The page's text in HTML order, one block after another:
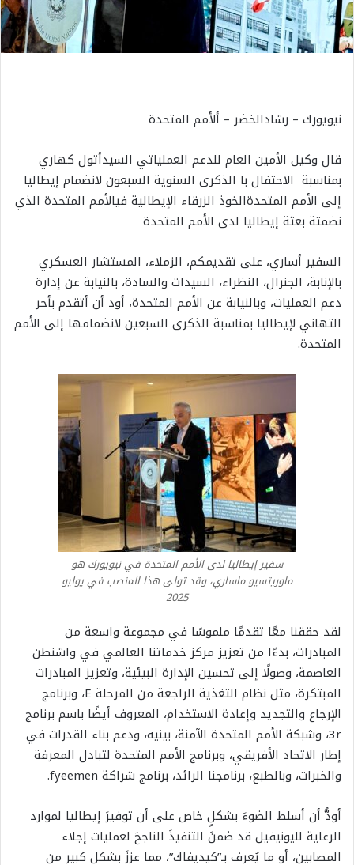
نيويورك – رشادالخضر – ألأمم المتحدة
قال وكيل الأمين العام للدعم العملياتي السيدأتول كهاري
بمناسبة الاحتفال با الذكرى السنوية السبعون لانضمام إيطاليا
إلى الأمم المتحدةالخوذ الزرقاء الإيطالية فيالأمم المتحدة الذي
نضمتة بعثة إيطاليا لدى الأمم المتحدة
السفير أساري، على تقديمكم، الزملاء، المستشار العسكري
بالإنابة، الجنرال، النظراء، السيدات والسادة، بالنيابة عن إدارة
دعم العمليات، وبالنيابة عن الأمم المتحدة، أود أن أتقدم بأحر
التهاني لإيطاليا بمناسبة الذكرى السبعين لانضمامها إلى الأمم
المتحدة.
سفير إيطاليا لدى الأمم المتحدة في نيويورك هو
ماوريتسيو ماساري، وقد تولى هذا المنصب في يوليو
2025
لقد حققنا معًا تقدمًا ملموسًا في مجموعة واسعة من
المبادرات، بدءًا من تعزيز مركز خدماتنا العالمي في واشنطن
العاصمة، وصولًا إلى تحسين الإدارة البيئية، وتعزيز المبادرات
المبتكرة، مثل نظام التغذية الراجعة من المرحلة E، وبرنامج
الإرجاع والتجديد وإعادة الاستخدام، المعروف أيضًا باسم برنامج
3r، وشبكة الأمم المتحدة الآمنة، بينيه، ودعم بناء القدرات في
إطار الاتحاد الأفريقي، وبرنامج الأمم المتحدة لتبادل المعرفة
والخبرات، وبالطبع، برنامجنا الرائد، برنامج شراكة fyeemen.
أودُّ أن أسلط الضوءَ بشكلٍ خاص على أن توفيرَ إيطاليا لموارد
الرعاية لليونيفيل قد ضمنَ التنفيذَ الناجحَ لعمليات إجلاء
المصابين، أو ما يُعرف بـ”كيديفاك”، مما عززَ بشكل كبيرٍ من